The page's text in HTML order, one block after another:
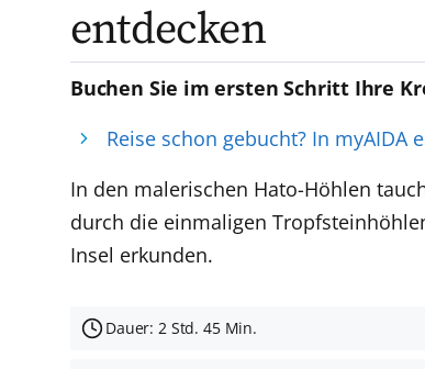
entdecken
Buchen Sie im ersten Schritt Ihre
Reise schon gebucht? In myAIDA
In den malerischen Hato-Höhlen
durch die einmaligen
Insel erkunden.
Dauer: 2 Std. 45 Min.